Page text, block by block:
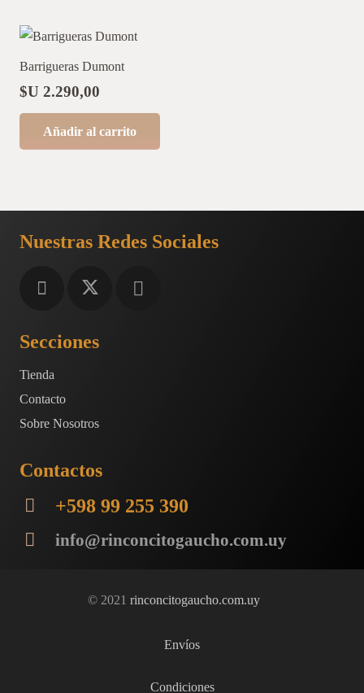
Barrigueras Dumont
$U 2.290,00
Añadir al carrito
Nuestras Redes Sociales
Secciones
Tienda
Contacto
Sobre Nosotros
Contactos
+598 99 255 390
info@rinconcitogaucho.com.uy
© 2021rinconcitogaucho.com.uy
Envíos
Condiciones